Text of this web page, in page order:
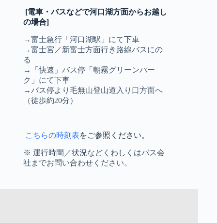
[電車・バスなどで河口湖方面からお越し
の場合]
→富士急行「河口湖駅」にて下車
→富士宮／新富士方面行き路線バスにの
る
→「快速」バス停「朝霧グリーンパー
ク」にて下車
→バス停より毛無山登山道入り口方面へ
（徒歩約20分）
こちらの時刻表をご参照ください。
※ 運行時間／状況などくわしくはバス会
社までお問い合わせください。